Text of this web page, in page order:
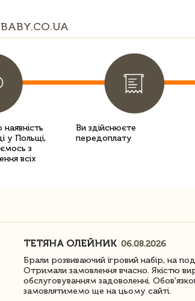
у Польщі,
з
всіх
Ви здійснюєте
передоплату
ТЕТЯНА ОЛЕЙНИК 06.08.2026
Брали розвиваючий ігровий набір, на
Отримали замовлення вчасно. Якістю
обслуговуванням задоволенні.
замовлятимемо ще на цьому сайті.